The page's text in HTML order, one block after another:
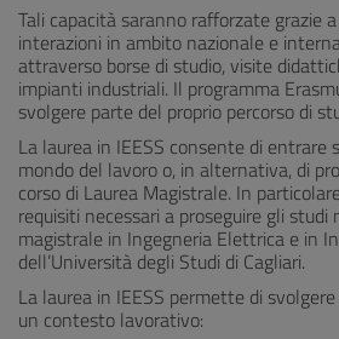
Tali capacità saranno rafforzate grazie
interazioni in ambito nazionale e
attraverso borse di studio, visite
impianti industriali. Il programma
svolgere parte del proprio percorso di
La laurea in IEESS consente di entrare
mondo del lavoro o, in alternativa, di
corso di Laurea Magistrale. In
requisiti necessari a proseguire gli studi
magistrale in Ingegneria Elettrica e in
dell’Università degli Studi di Cagliari.
La laurea in IEESS permette di
un contesto lavorativo: